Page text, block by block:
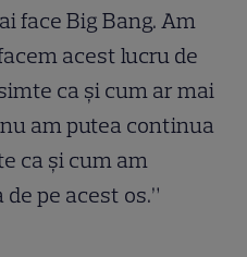
face Big Bang. Am
acest lucru de
ca și cum ar mai
am putea continua
ca și cum am
pe acest os.”